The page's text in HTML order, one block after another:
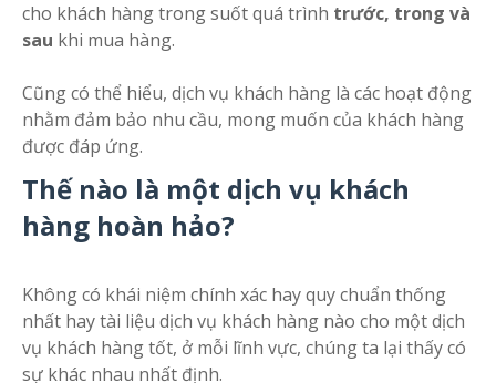
cho khách hàng trong suốt quá trình trước, trong và
sau khi mua hàng.
Cũng có thể hiểu, dịch vụ khách hàng là các hoạt động
nhằm đảm bảo nhu cầu, mong muốn của khách hàng
được đáp ứng.
Thế nào là một dịch vụ khách
hàng hoàn hảo?
Không có khái niệm chính xác hay quy chuẩn thống
nhất hay tài liệu dịch vụ khách hàng nào cho một dịch
vụ khách hàng tốt, ở mỗi lĩnh vực, chúng ta lại thấy có
sự khác nhau nhất định.